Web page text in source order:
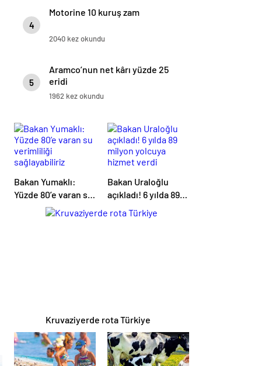
4
Motorine 10 kuruş zam
2040 kez okundu
5
Aramco’nun net kârı yüzde 25
eridi
1962 kez okundu
Bakan Yumaklı:
Yüzde 80’e varan su
verimliliği
Bakan Uraloğlu
açıkladı! 6 yılda 89
milyon yolcuya
hizmet verdi
Kruvaziyerde rota Türkiye